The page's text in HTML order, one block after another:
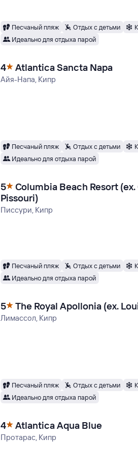
Песчаный пляж Отдых с детьми
Идеально для отдыха парой
4 Atlantica Sancta Napa
Айя-Напа, Кипр
Песчаный пляж Отдых с детьми
Идеально для отдыха парой
5
Columbia Beach Resort
Pissouri)
Писсури, Кипр
Песчаный пляж Отдых с детьми
Идеально для отдыха парой
5 The Royal Apollonia (ex.
Лимассол, Кипр
Песчаный пляж Отдых с детьми
Идеально для отдыха парой
4 Atlantica Aqua Blue
Протарас, Кипр